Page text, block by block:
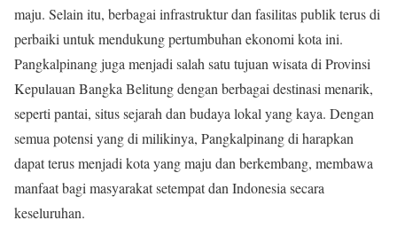
maju. Selain itu, berbagai infrastruktur dan fasilitas publik terus di
perbaiki untuk mendukung pertumbuhan ekonomi kota ini.
Pangkalpinang juga menjadi salah satu tujuan wisata di Provinsi
Kepulauan Bangka Belitung dengan berbagai destinasi menarik,
seperti pantai, situs sejarah dan budaya lokal yang kaya. Dengan
semua potensi yang di milikinya, Pangkalpinang di harapkan
dapat terus menjadi kota yang maju dan berkembang, membawa
manfaat bagi masyarakat setempat dan Indonesia secara
keseluruhan.